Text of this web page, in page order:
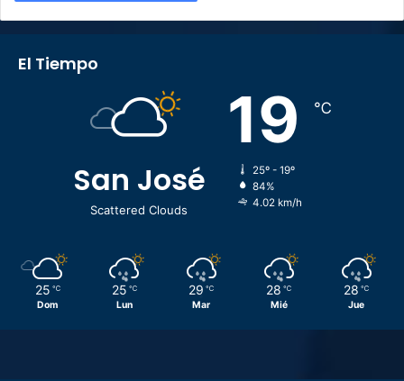
El Tiempo
San José
Scattered Clouds
19 ℃
25º - 19º
84%
4.02 km/h
25 ℃
Dom
25 ℃
Lun
29 ℃
Mar
28 ℃
Mié
28 ℃
Jue